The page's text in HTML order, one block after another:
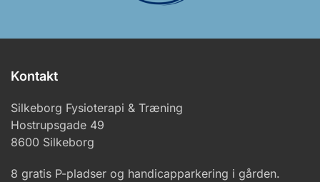
Kontakt
Silkeborg Fysioterapi & Træning
Hostrupsgade 49
8600 Silkeborg
8 gratis P-pladser og handicapparkering i gården.